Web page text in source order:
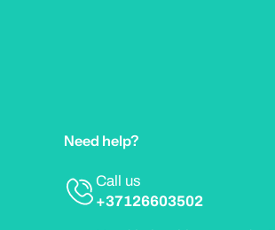
Need help?
Call us
+37126603502